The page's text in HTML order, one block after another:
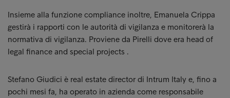
Insieme alla funzione compliance inoltre, Emanuela Crippa
gestirà i rapporti con le autorità di vigilanza e monitorerà la
normativa di vigilanza. Proviene da Pirelli dove era head of
legal finance and special projects .
Stefano Giudici è real estate director di Intrum Italy e, fino a
pochi mesi fa, ha operato in azienda come responsabile